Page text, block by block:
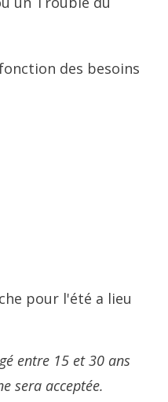
des besoins
pour l'été a lieu
entre 15 et 30 ans
sera acceptée.